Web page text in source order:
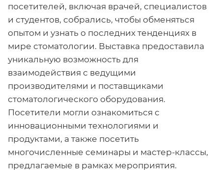
посетителей, включая врачей, специалистов
и студентов, собрались, чтобы обменяться
опытом и узнать о последних тенденциях в
мире стоматологии. Выставка предоставила
уникальную возможность для
взаимодействия с ведущими
производителями и поставщиками
стоматологического оборудования.
Посетители могли ознакомиться с
инновационными технологиями и
продуктами, а также посетить
многочисленные семинары и мастер-классы,
предлагаемые в рамках мероприятия.